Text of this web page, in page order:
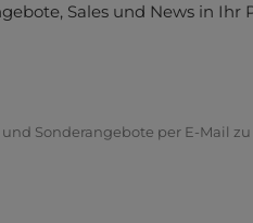
Sales und News in Ihr
Sonderangebote per E-Mail